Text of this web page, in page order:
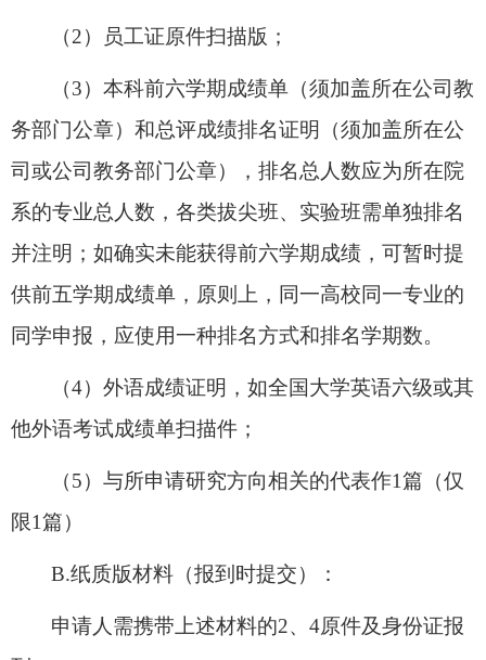
（2） 员工证原件扫描版；
（3）本科前六学期成绩单（须加盖所在公司教
务部门公章）和总评成绩排名证明（须加盖所在公
司或公司教务部门公章），排名总人数应为所在院
系的专业总人数，各类拔尖班、实验班需单独排名
并注明；如确实未能获得前六学期成绩，可暂时提
供前五学期成绩单，原则上，同一高校同一专业的
同学申报，应使用一种排名方式和排名学期数。
（4）外语成绩证明，如全国大学英语六级或其
他外语考试成绩单扫描件；
（5）与所申请研究方向相关的代表作1篇（仅
限1篇）
B.纸质版材料（报到时提交）：
申请人需携带上述材料的2、 4原件及身份证报